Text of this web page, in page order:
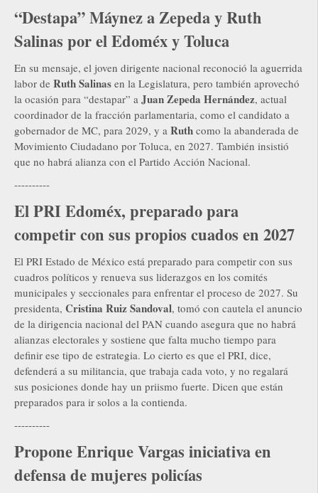
“Destapa” Máynez a Zepeda y Ruth
Salinas por el Edoméx y Toluca
En su mensaje, el joven dirigente nacional reconoció la aguerrida
labor de Ruth Salinas en la Legislatura, pero también aprovechó
la ocasión para “destapar” a Juan Zepeda Hernández, actual
coordinador de la fracción parlamentaria, como el candidato a
gobernador de MC, para 2029, y a Ruth como la abanderada de
Movimiento Ciudadano por Toluca, en 2027. También insistió
que no habrá alianza con el Partido Acción Nacional.
----------
El PRI Edoméx, preparado para
competir con sus propios cuados en 2027
El PRI Estado de México está preparado para competir con sus
cuadros políticos y renueva sus liderazgos en los comités
municipales y seccionales para enfrentar el proceso de 2027. Su
presidenta, Cristina Ruiz Sandoval, tomó con cautela el anuncio
de la dirigencia nacional del PAN cuando asegura que no habrá
alianzas electorales y sostiene que falta mucho tiempo para
definir ese tipo de estrategia. Lo cierto es que el PRI, dice,
defenderá a su militancia, que trabaja cada voto, y no regalará
sus posiciones donde hay un priismo fuerte. Dicen que están
preparados para ir solos a la contienda.
----------
Propone Enrique Vargas iniciativa en
defensa de mujeres policías